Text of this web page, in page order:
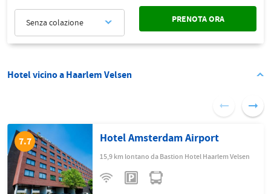
Senza colazione PRENOTA ORA
Hotel vicino a Haarlem Velsen
7.7 Hotel Amsterdam Airport
15,9 km lontano da Bastion Hotel Haarlem Velsen